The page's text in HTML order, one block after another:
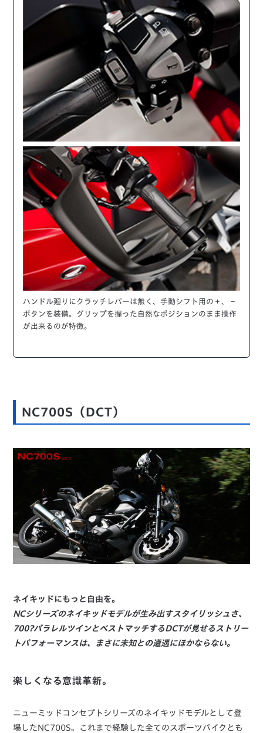
ハンドル廻りにクラッチレバーは無く、手動シフト用の＋、－
ボタンを装備。グリップを握った自然なポジションのまま操作
が出来るのが特徴。
NC700S （DCT）
ネイキッドにもっと自由を。
NCシリーズのネイキッドモデルが生み出すスタイリッシュさ、
700?パラレルツインとベストマッチするDCTが見せるストリー
トパフォーマンスは、まさに未知との遭遇にほかならない。
楽しくなる意識革新。
ニューミッドコンセプトシリーズのネイキッドモデルとして登
場したNC700S。これまで経験した全てのスポーツバイクとも